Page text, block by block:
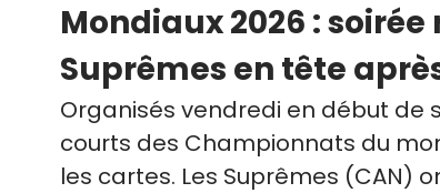
Mondiaux 2026 :
Suprêmes en tête
Organisés vendredi en début de
courts des Championnats du
les cartes. Les Suprêmes (CAN)